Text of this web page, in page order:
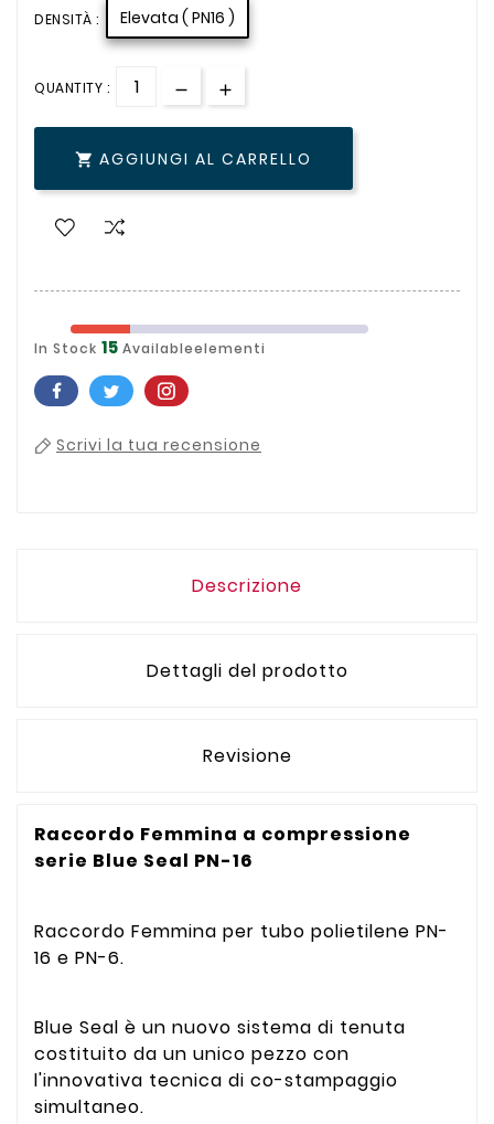
DENSITÀ : Elevata ( PN16 )
QUANTITY :
 AGGIUNGI AL CARRELLO
In Stock 15 Availableelementi
Scrivi la tua recensione
Descrizione
Dettagli del prodotto
Revisione
Raccordo Femmina a compressione
serie Blue Seal PN-16
Raccordo Femmina per tubo polietilene PN-
16 e PN-6.
Blue Seal è un nuovo sistema di tenuta
costituito da un unico pezzo con
l'innovativa tecnica di co-stampaggio
simultaneo.